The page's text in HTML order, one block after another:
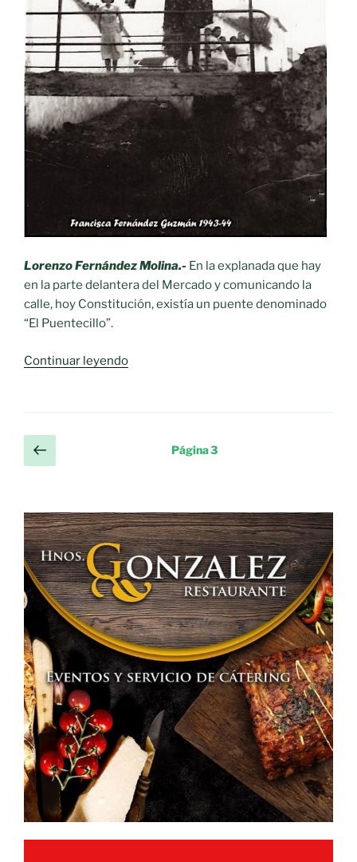
Lorenzo Fernández Molina.- En la explanada que hay
en la parte delantera del Mercado y comunicando la
calle, hoy Constitución, existía un puente denominado
“El Puentecillo”.
Continuar leyendo«Recuerdos
El
Paginación
de
Página
anterior
Página3